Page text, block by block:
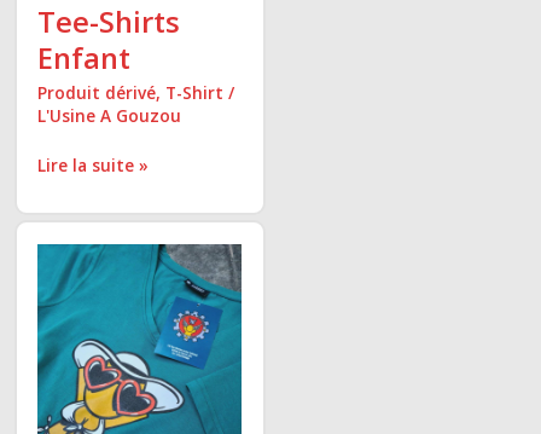
Tee-Shirts
Enfant
Produit dérivé, T-Shirt /
L'Usine A Gouzou
Lire la suite »
Tee-
Shirts
Femme